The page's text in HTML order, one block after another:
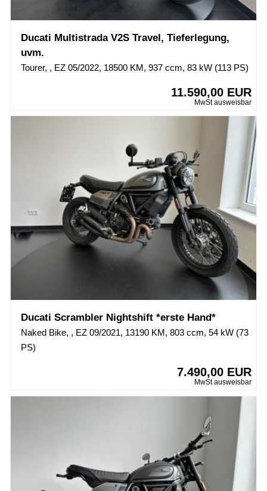
Ducati Multistrada V2S Travel, Tieferlegung,
uvm.
Tourer, , EZ 05/2022, 18500 KM, 937 ccm, 83 kW (113 PS)
11.590,00 EUR
MwSt ausweisbar
Ducati Scrambler Nightshift *erste Hand*
Naked Bike, , EZ 09/2021, 13190 KM, 803 ccm, 54 kW (73
PS)
7.490,00 EUR
MwSt ausweisbar